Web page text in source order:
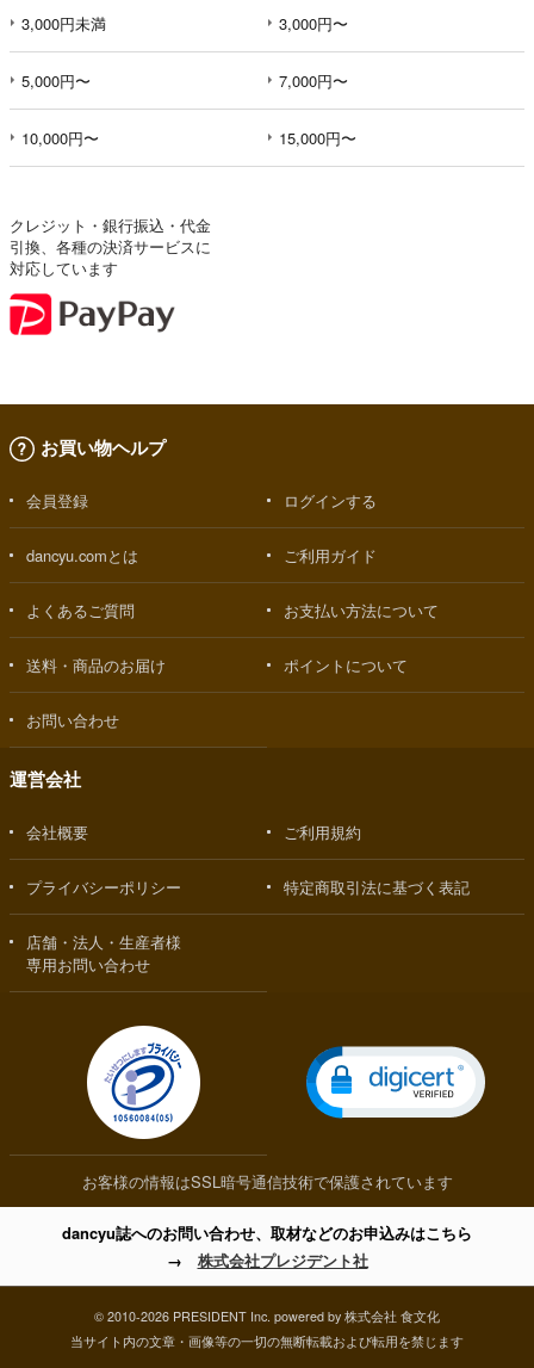
3,000円未満 3,000円〜
5,000円〜 7,000円〜
10,000円〜 15,000円〜
クレジット・銀行振込・代金
引換、各種の決済サービスに
対応しています
お買い物ヘルプ
会員登録 ログインする
dancyu.comとは ご利用ガイド
よくあるご質問 お支払い方法について
送料・商品のお届け ポイントについて
お問い合わせ
運営会社
会社概要 ご利用規約
プライバシーポリシー 特定商取引法に基づく表記
店舗・法人・生産者様
専用お問い合わせ
お客様の情報はSSL暗号通信技術で保護されています
dancyu誌へのお問い合わせ、取材などのお申込みはこちら
→ 株式会社プレジデント社
© 2010-2026 PRESIDENT Inc. powered by 株式会社 食文化
当サイト内の文章・画像等の一切の無断転載および転用を禁じます